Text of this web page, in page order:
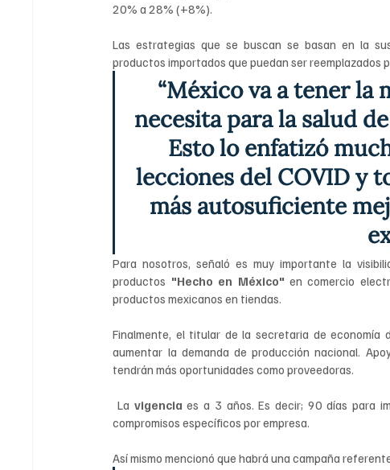
20% a 28% (+8%).
Las estrategias que se buscan se basan en la
productos importados que puedan ser reemplazados
“México va a tener la
necesita para la salud
Esto lo enfatizó
lecciones del COVID y
más autosuficiente
Para nosotros, señaló es muy importante la
productos "Hecho en México" en comercio
productos mexicanos en tiendas.
Finalmente, el titular de la secretaria de economía
aumentar la demanda de producción nacional.
tendrán más oportunidades como proveedoras.
La vigencia es a 3 años. Es decir; 90 días para
compromisos específicos por empresa.
Así mismo mencionó que habrá una campaña